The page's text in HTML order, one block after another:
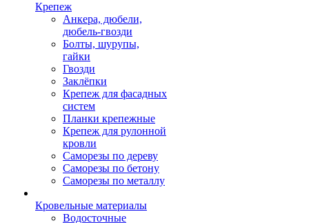
Крепеж
Анкера, дюбели,
дюбель-гвозди
Болты, шурупы,
гайки
Гвозди
Заклёпки
Крепеж для фасадных
систем
Планки крепежные
Крепеж для рулонной
кровли
Саморезы по дереву
Саморезы по бетону
Саморезы по металлу
Кровельные материалы
Водосточные